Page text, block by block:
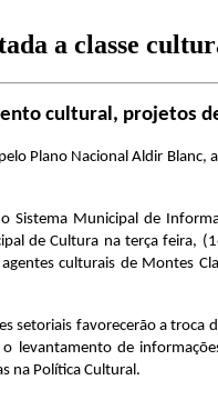
a classe
cultural, projetos
Plano Nacional Aldir
Municipal de
de Cultura na terça feira,
culturais de Montes
setoriais favorecerão a
levantamento de
na Política Cultural.